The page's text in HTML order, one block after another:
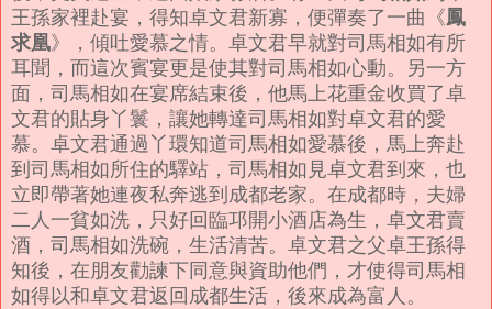
王孫家裡赴宴，得知卓文君新寡，便彈奏了一曲《鳳
求凰》，傾吐愛慕之情。卓文君早就對司馬相如有所
耳聞，而這次賓宴更是使其對司馬相如心動。另一方
面，司馬相如在宴席結束後，他馬上花重金收買了卓
文君的貼身丫鬟，讓她轉達司馬相如對卓文君的愛
慕。卓文君通過丫環知道司馬相如愛慕後，馬上奔赴
到司馬相如所住的驛站，司馬相如見卓文君到來，也
立即帶著她連夜私奔逃到成都老家。在成都時，夫婦
二人一貧如洗，只好回臨邛開小酒店為生，卓文君賣
酒，司馬相如洗碗，生活清苦。卓文君之父卓王孫得
知後，在朋友勸諫下同意與資助他們，才使得司馬相
如得以和卓文君返回成都生活，後來成為富人。